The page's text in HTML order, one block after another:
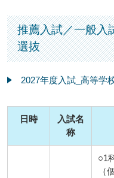
推薦入試／一般入
選抜
2027年度入試_高等学
日時
入試名
称
○1
（